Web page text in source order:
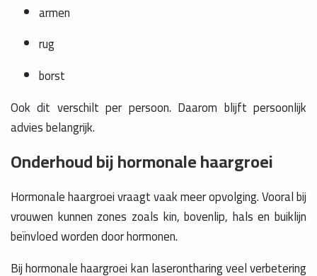
armen
rug
borst
Ook dit verschilt per persoon. Daarom blijft persoonlijk
advies belangrijk.
Onderhoud bij hormonale haargroei
Hormonale haargroei vraagt vaak meer opvolging. Vooral bij
vrouwen kunnen zones zoals kin, bovenlip, hals en buiklijn
beïnvloed worden door hormonen.
Bij hormonale haargroei kan laserontharing veel verbetering